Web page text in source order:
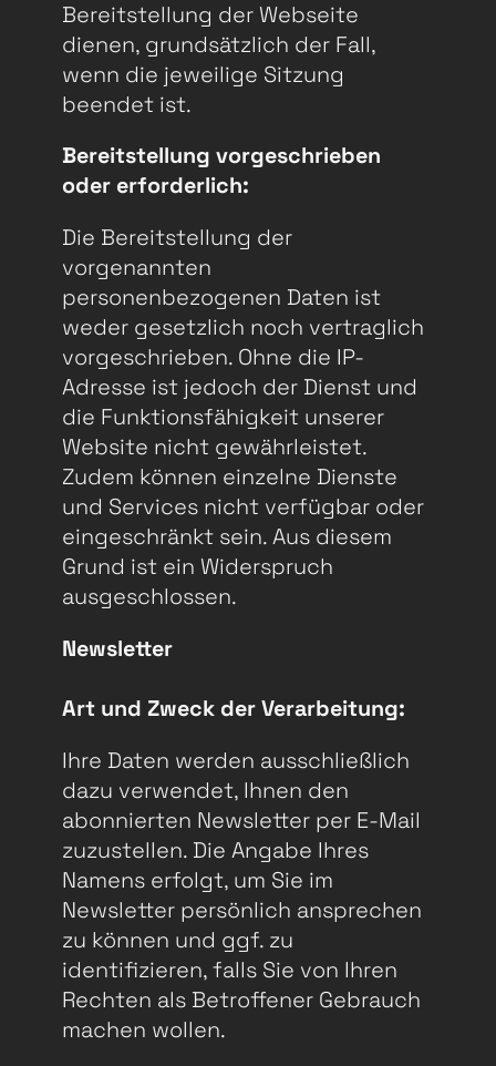
Bereitstellung der Webseite
dienen, grundsätzlich der Fall,
wenn die jeweilige Sitzung
beendet ist.
Bereitstellung vorgeschrieben
oder erforderlich:
Die Bereitstellung der
vorgenannten
personenbezogenen Daten ist
weder gesetzlich noch vertraglich
vorgeschrieben. Ohne die IP-
Adresse ist jedoch der Dienst und
die Funktionsfähigkeit unserer
Website nicht gewährleistet.
Zudem können einzelne Dienste
und Services nicht verfügbar oder
eingeschränkt sein. Aus diesem
Grund ist ein Widerspruch
ausgeschlossen.
Newsletter
Art und Zweck der Verarbeitung:
Ihre Daten werden ausschließlich
dazu verwendet, Ihnen den
abonnierten Newsletter per E-Mail
zuzustellen. Die Angabe Ihres
Namens erfolgt, um Sie im
Newsletter persönlich ansprechen
zu können und ggf. zu
identifizieren, falls Sie von Ihren
Rechten als Betroffener Gebrauch
machen wollen.